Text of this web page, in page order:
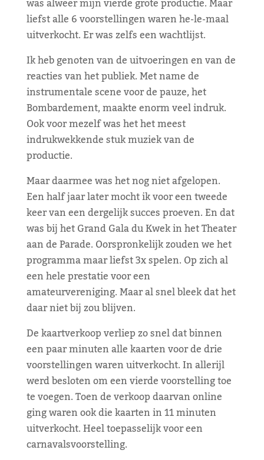
liefst alle 6 voorstellingen waren he-le-maal
uitverkocht. Er was zelfs een wachtlijst.
Ik heb genoten van de uitvoeringen en van de
reacties van het publiek. Met name de
instrumentale scene voor de pauze, het
Bombardement, maakte enorm veel indruk.
Ook voor mezelf was het het meest
indrukwekkende stuk muziek van de
productie.
Maar daarmee was het nog niet afgelopen.
Een half jaar later mocht ik voor een tweede
keer van een dergelijk succes proeven. En dat
was bij het Grand Gala du Kwek in het Theater
aan de Parade. Oorspronkelijk zouden we het
programma maar liefst 3x spelen. Op zich al
een hele prestatie voor een
amateurvereniging. Maar al snel bleek dat het
daar niet bij zou blijven.
De kaartverkoop verliep zo snel dat binnen
een paar minuten alle kaarten voor de drie
voorstellingen waren uitverkocht. In allerijl
werd besloten om een vierde voorstelling toe
te voegen. Toen de verkoop daarvan online
ging waren ook die kaarten in 11 minuten
uitverkocht. Heel toepasselijk voor een
carnavalsvoorstelling.